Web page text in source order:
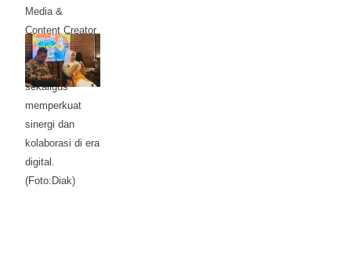
Media &
Content Creator
Gathering
Mojokerto Raya,
sekaligus
memperkuat
sinergi dan
kolaborasi di era
digital.
(Foto:Diak)